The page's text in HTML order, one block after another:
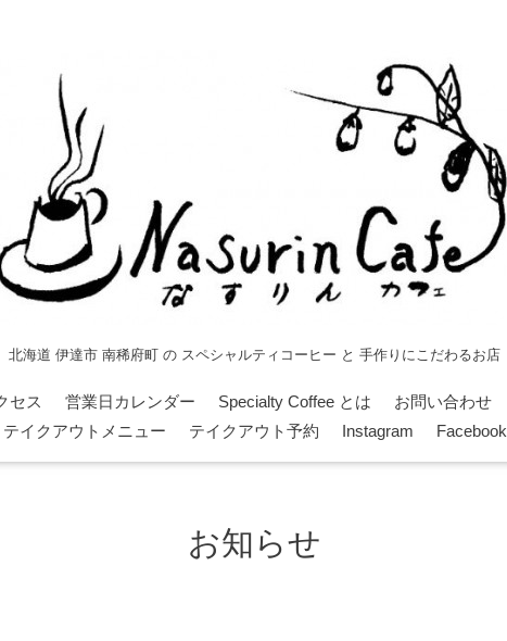
北海道 伊達市 南稀府町 の スペシャルティコーヒー と 手作りにこだわるお店
セス 営業日カレンダー Specialty Coffee とは お問い合わせ
テイクアウトメニュー
テイクアウト予約 Instagram Facebook
お知らせ